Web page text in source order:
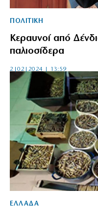
ΠΟΛΙΤΙΚΗ
Κεραυνοί από
παλιοσίδερα
2|02|2024 | 13:59
ΕΛΛΑΔΑ